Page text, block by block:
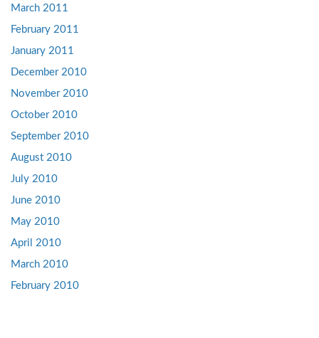
March 2011
February 2011
January 2011
December 2010
November 2010
October 2010
September 2010
August 2010
July 2010
June 2010
May 2010
April 2010
March 2010
February 2010